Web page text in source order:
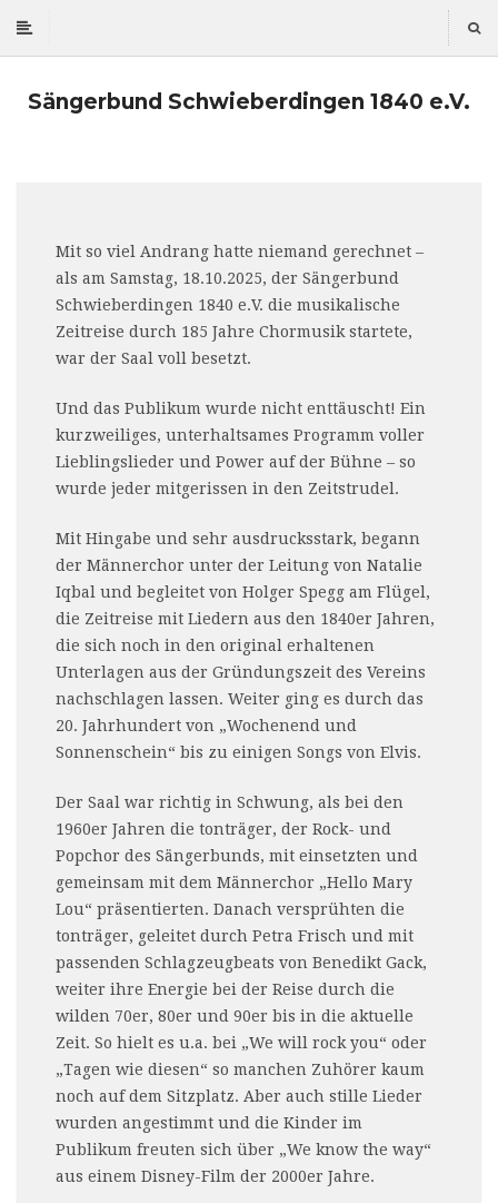
Sängerbund Schwieberdingen 1840 e.V.
Mit so viel Andrang hatte niemand gerechnet –
als am Samstag, 18.10.2025, der Sängerbund
Schwieberdingen 1840 e.V. die musikalische
Zeitreise durch 185 Jahre Chormusik startete,
war der Saal voll besetzt.
Und das Publikum wurde nicht enttäuscht! Ein
kurzweiliges, unterhaltsames Programm voller
Lieblingslieder und Power auf der Bühne – so
wurde jeder mitgerissen in den Zeitstrudel.
Mit Hingabe und sehr ausdrucksstark, begann
der Männerchor unter der Leitung von Natalie
Iqbal und begleitet von Holger Spegg am Flügel,
die Zeitreise mit Liedern aus den 1840er Jahren,
die sich noch in den original erhaltenen
Unterlagen aus der Gründungszeit des Vereins
nachschlagen lassen. Weiter ging es durch das
20. Jahrhundert von „Wochenend und
Sonnenschein“ bis zu einigen Songs von Elvis.
Der Saal war richtig in Schwung, als bei den
1960er Jahren die tonträger, der Rock- und
Popchor des Sängerbunds, mit einsetzten und
gemeinsam mit dem Männerchor „Hello Mary
Lou“ präsentierten. Danach versprühten die
tonträger, geleitet durch Petra Frisch und mit
passenden Schlagzeugbeats von Benedikt Gack,
weiter ihre Energie bei der Reise durch die
wilden 70er, 80er und 90er bis in die aktuelle
Zeit. So hielt es u.a. bei „We will rock you“ oder
„Tagen wie diesen“ so manchen Zuhörer kaum
noch auf dem Sitzplatz. Aber auch stille Lieder
wurden angestimmt und die Kinder im
Publikum freuten sich über „We know the way“
aus einem Disney-Film der 2000er Jahre.